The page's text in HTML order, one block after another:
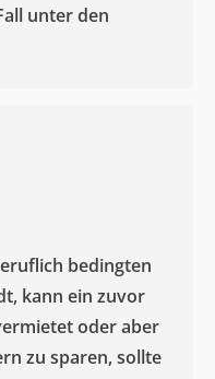
unter den
bedingten
kann ein zuvor
oder aber
zu sparen, sollte